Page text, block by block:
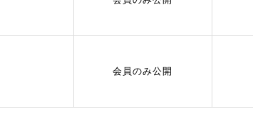
会員のみ公開